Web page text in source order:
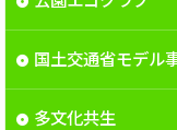
国土交通省モデル
多文化共生